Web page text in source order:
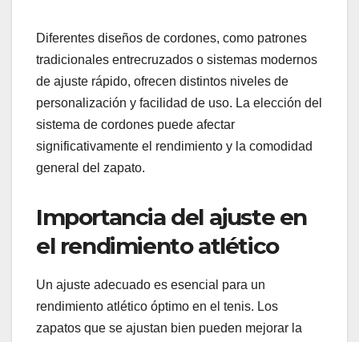
Diferentes diseños de cordones, como patrones
tradicionales entrecruzados o sistemas modernos
de ajuste rápido, ofrecen distintos niveles de
personalización y facilidad de uso. La elección del
sistema de cordones puede afectar
significativamente el rendimiento y la comodidad
general del zapato.
Importancia del ajuste en
el rendimiento atlético
Un ajuste adecuado es esencial para un
rendimiento atlético óptimo en el tenis. Los
zapatos que se ajustan bien pueden mejorar la